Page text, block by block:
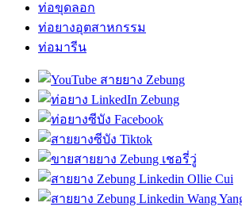
ท่อขุดลอก
ท่อยางอุตสาหกรรม
ท่อมารีน